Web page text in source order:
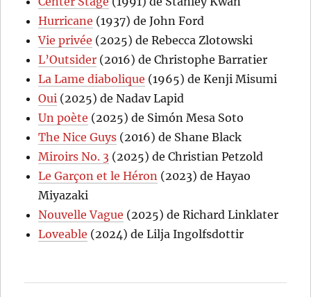
Hurricane (1937) de John Ford
Vie privée (2025) de Rebecca Zlotowski
L’Outsider (2016) de Christophe Barratier
La Lame diabolique (1965) de Kenji Misumi
Oui (2025) de Nadav Lapid
Un poète (2025) de Simón Mesa Soto
The Nice Guys (2016) de Shane Black
Miroirs No. 3 (2025) de Christian Petzold
Le Garçon et le Héron (2023) de Hayao
Miyazaki
Nouvelle Vague (2025) de Richard Linklater
Loveable (2024) de Lilja Ingolfsdottir